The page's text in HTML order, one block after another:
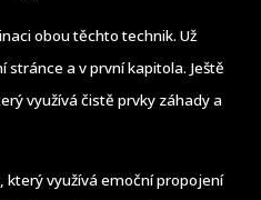
obou těchto technik. Už
stránce a v první kapitola. Ještě
využívá čistě prvky záhady a
využívá emoční propojení